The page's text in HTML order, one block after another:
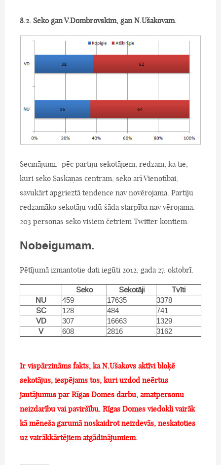
8.2. Seko gan V.Dombrovskim, gan N.Ušakovam.
Secinājumi: pēc partiju sekotājiem, redzam, ka tie,
kuri seko Saskaņas centram, seko arī Vienotībai,
savukārt apgrieztā tendence nav novērojama. Partiju
redzamāko sekotāju vidū šāda starpība nav vērojama.
203 personas seko visiem četriem Twitter kontiem.
Nobeigumam.
Pētījumā izmantotie dati iegūti 2012. gada 27. oktobrī.
Seko Sekotāji
Tvīti
NU
459 17635
3378
SC
128 484
741
VD
307 16663
1329
V
608 2816 3162
Ir vispārzināms fakts, ka N.Ušakovs aktīvi bloķē
sekotājus, iespējams tos, kuri uzdod neērtus
jautājumus par Rīgas Domes darbu, amatpersonu
neizdarību vai paviršību. Rīgas Domes viedokli vairāk
kā mēneša garumā noskaidrot neizdevās, neskatoties
uz vairākkārtējiem atgādinājumiem.